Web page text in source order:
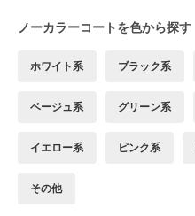
ノーカラーコートを色から探す
ホワイト系 ブラック系
ベージュ系 グリーン系
イエロー系 ピンク系
その他